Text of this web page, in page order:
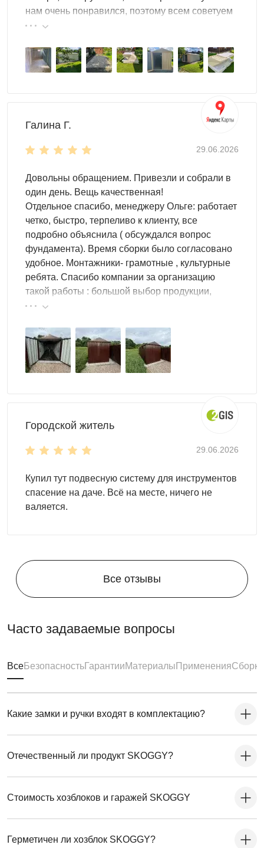
высота в коньке - 2,45 м
Цвет можно выбрать любой из стандартных RAL. Но
также доступны другие, нестандартные, цвета RAL по
индивидуальному запросу.
подготовка фундамента, достаточно установить
фундаментные блоки. Ниже представлена схема
расстановки:
нам очень понравился, поэтому всем советуем
эту фирму.
Галина Г.
29.06.2026
Довольны обращением. Привезли и собрали в
один день. Вещь качественная!
Отдельное спасибо, менеджеру Ольге: работает
четко, быстро, терпеливо к клиенту, все
подробно объяснила ( обсуждался вопрос
фундамента). Время сборки было согласовано
удобное. Монтажники- грамотные , культурные
ребята. Спасибо компании за организацию
такой работы : большой выбор продукции,
реальные цены.
Городской житель
29.06.2026
Купил тут подвесную систему для инструментов
спасение на даче. Всё на месте, ничего не
валяется.
Все отзывы
Часто задаваемые вопросы
ВсеБезопасностьГарантииМатериалы ПримененияСборка
Какие замки и ручки входят в комплектацию?
Отечественный ли продукт SKOGGY?
Стоимость хозблоков и гаражей SKOGGY
Герметичен ли хозблок SKOGGY?